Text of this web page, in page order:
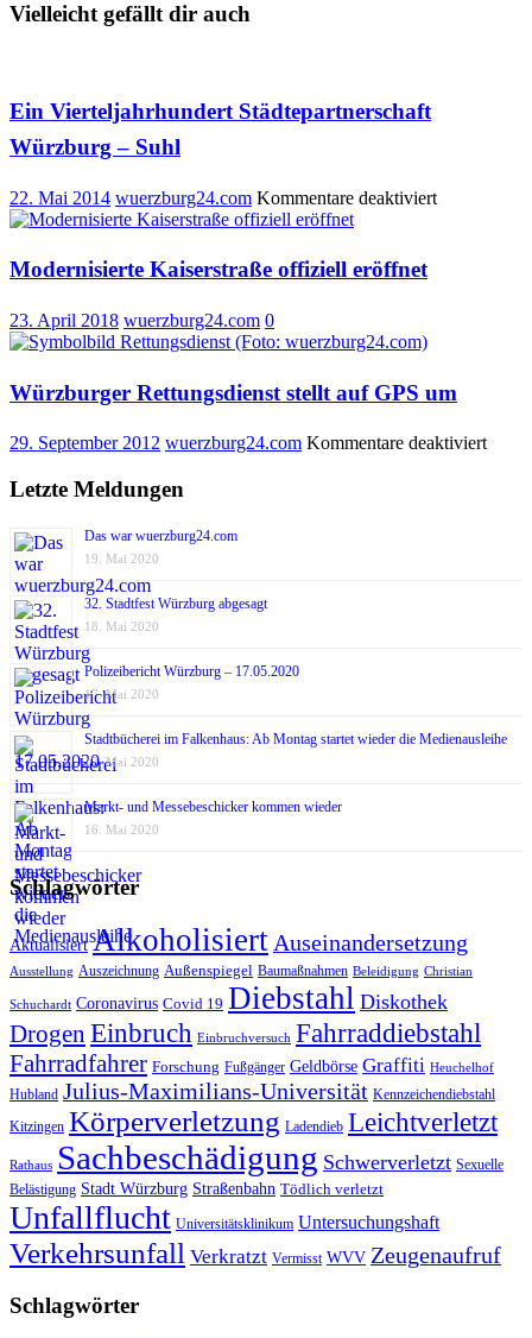
Vielleicht gefällt dir auch
Ein Vierteljahrhundert Städtepartnerschaft
Würzburg – Suhl
22. Mai 2014 wuerzburg24.com Kommentare deaktiviertfür
Modernisierte Kaiserstraße offiziell eröffnet
23. April 2018 wuerzburg24.com 0
Würzburger Rettungsdienst stellt auf GPS um
29. September 2012 wuerzburg24.com Kommentare deaktiviertfür
Letzte Meldungen
Das war wuerzburg24.com
19. Mai 2020
32. Stadtfest Würzburg abgesagt
18. Mai 2020
Polizeibericht Würzburg – 17.05.2020
17. Mai 2020
Stadtbücherei im Falkenhaus: Ab Montag startet wieder die Medienausleihe
17. Mai 2020
Markt- und Messebeschicker kommen wieder
16. Mai 2020
Schlagwörter
Aktualisiert Alkoholisiert Auseinandersetzung
Ausstellung Auszeichnung Außenspiegel Baumaßnahmen Beleidigung Christian
Schuchardt Coronavirus Covid 19 Diebstahl Diskothek
Drogen Einbruch Einbruchversuch Fahrraddiebstahl
Fahrradfahrer Forschung Fußgänger Geldbörse Graffiti Heuchelhof
Hubland Julius-Maximilians-Universität Kennzeichendiebstahl
Kitzingen Körperverletzung Ladendieb Leichtverletzt
Rathaus Sachbeschädigung Schwerverletzt Sexuelle
Belästigung Stadt Würzburg Straßenbahn Tödlich verletzt
Unfallflucht Universitätsklinikum Untersuchungshaft
Verkehrsunfall Verkratzt Vermisst WVV Zeugenaufruf
Schlagwörter